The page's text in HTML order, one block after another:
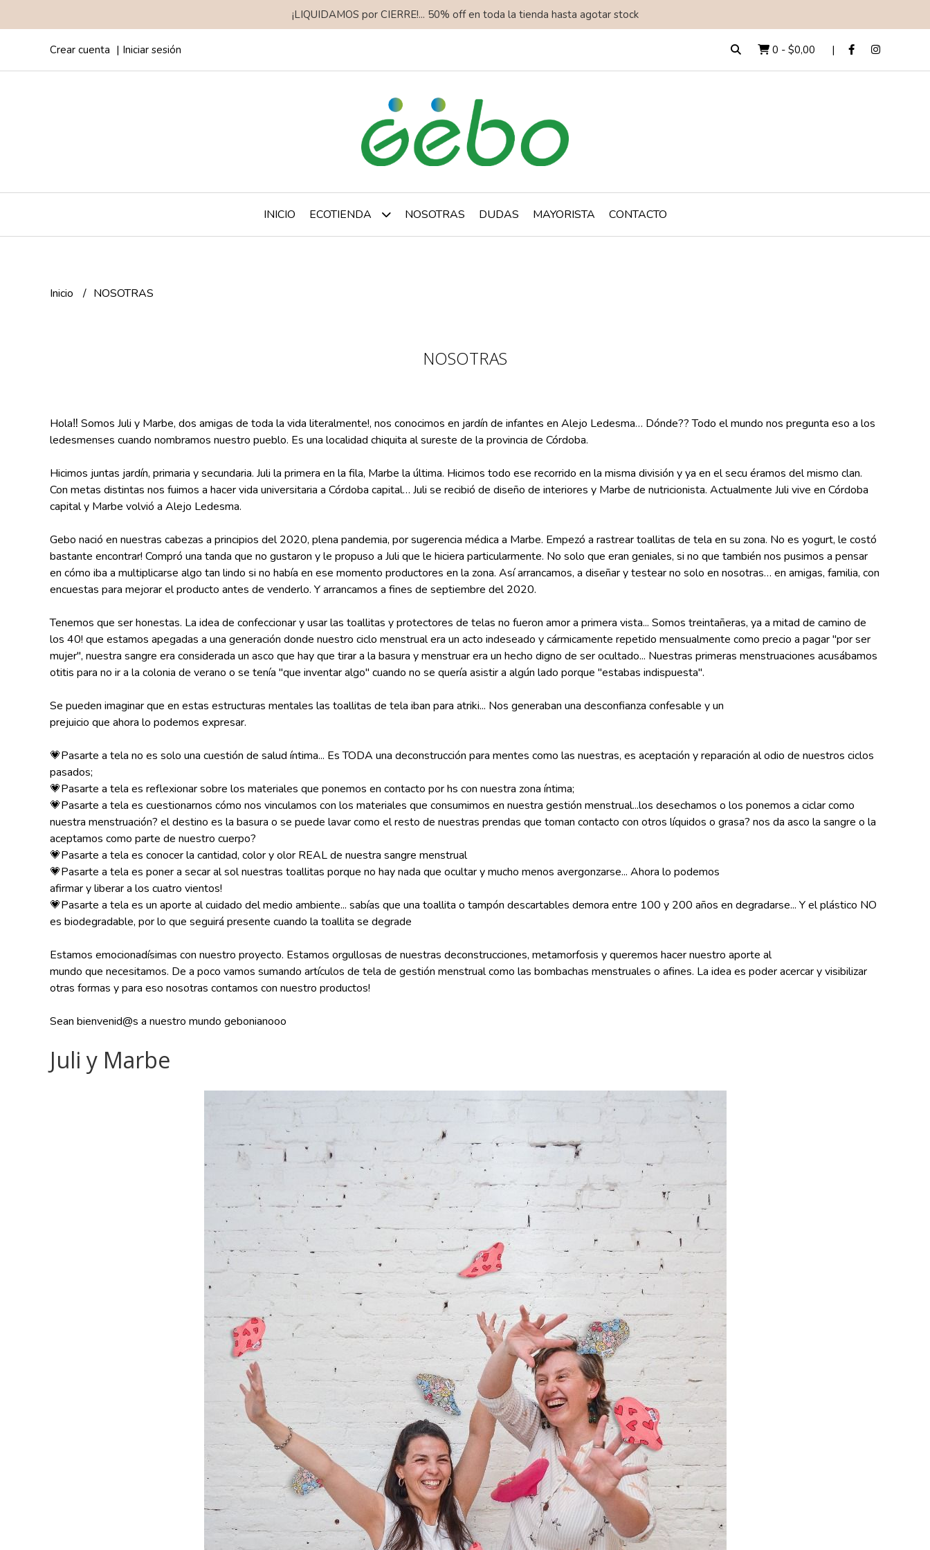
¡LIQUIDAMOS por CIERRE!... 50% off en toda la tienda hasta agotar stock
Crear cuenta Iniciar sesión 0 - $0,00
INICIO ECOTIENDA NOSOTRAS DUDAS MAYORISTA CONTACTO
Inicio NOSOTRAS
NOSOTRAS
Hola‼ Somos Juli y Marbe, dos amigas de toda la vida literalmente!, nos conocimos en jardín de infantes en Alejo Ledesma… Dónde?? Todo el mundo nos pregunta eso a los
ledesmenses cuando nombramos nuestro pueblo. Es una localidad chiquita al sureste de la provincia de Córdoba.
Hicimos juntas jardín, primaria y secundaria. Juli la primera en la fila, Marbe la última. Hicimos todo ese recorrido en la misma división y ya en el secu éramos del mismo clan.
Con metas distintas nos fuimos a hacer vida universitaria a Córdoba capital… Juli se recibió de diseño de interiores y Marbe de nutricionista. Actualmente Juli vive en Córdoba
capital y Marbe volvió a Alejo Ledesma.
Gebo nació en nuestras cabezas a principios del 2020, plena pandemia, por sugerencia médica a Marbe. Empezó a rastrear toallitas de tela en su zona. No es yogurt, le costó
bastante encontrar! Compró una tanda que no gustaron y le propuso a Juli que le hiciera particularmente. No solo que eran geniales, si no que también nos pusimos a pensar
en cómo iba a multiplicarse algo tan lindo si no había en ese momento productores en la zona. Así arrancamos, a diseñar y testear no solo en nosotras… en amigas, familia, con
encuestas para mejorar el producto antes de venderlo. Y arrancamos a fines de septiembre del 2020.
Tenemos que ser honestas. La idea de confeccionar y usar las toallitas y protectores de telas no fueron amor a primera vista... Somos treintañeras, ya a mitad de camino de
los 40! que estamos apegadas a una generación donde nuestro ciclo menstrual era un acto indeseado y cármicamente repetido mensualmente como precio a pagar "por ser
mujer", nuestra sangre era considerada un asco que hay que tirar a la basura y menstruar era un hecho digno de ser ocultado... Nuestras primeras menstruaciones acusábamos
otitis para no ir a la colonia de verano o se tenía "que inventar algo" cuando no se quería asistir a algún lado porque "estabas indispuesta".
Se pueden imaginar que en estas estructuras mentales las toallitas de tela iban para atriki... Nos generaban una desconfianza confesable y un
prejuicio que ahora lo podemos expresar.
💗Pasarte a tela no es solo una cuestión de salud íntima... Es TODA una deconstrucción para mentes como las nuestras, es aceptación y reparación al odio de nuestros ciclos
pasados;
💗Pasarte a tela es reflexionar sobre los materiales que ponemos en contacto por hs con nuestra zona íntima;
💗Pasarte a tela es cuestionarnos cómo nos vinculamos con los materiales que consumimos en nuestra gestión menstrual...los desechamos o los ponemos a ciclar como
nuestra menstruación? el destino es la basura o se puede lavar como el resto de nuestras prendas que toman contacto con otros líquidos o grasa? nos da asco la sangre o la
aceptamos como parte de nuestro cuerpo?
💗Pasarte a tela es conocer la cantidad, color y olor REAL de nuestra sangre menstrual
💗Pasarte a tela es poner a secar al sol nuestras toallitas porque no hay nada que ocultar y mucho menos avergonzarse... Ahora lo podemos
afirmar y liberar a los cuatro vientos!
💗Pasarte a tela es un aporte al cuidado del medio ambiente... sabías que una toallita o tampón descartables demora entre 100 y 200 años en degradarse... Y el plástico NO
es biodegradable, por lo que seguirá presente cuando la toallita se degrade
Estamos emocionadísimas con nuestro proyecto. Estamos orgullosas de nuestras deconstrucciones, metamorfosis y queremos hacer nuestro aporte al
mundo que necesitamos. De a poco vamos sumando artículos de tela de gestión menstrual como las bombachas menstruales o afines. La idea es poder acercar y visibilizar
otras formas y para eso nosotras contamos con nuestro productos!
Sean bienvenid@s a nuestro mundo gebonianooo
Juli y Marbe